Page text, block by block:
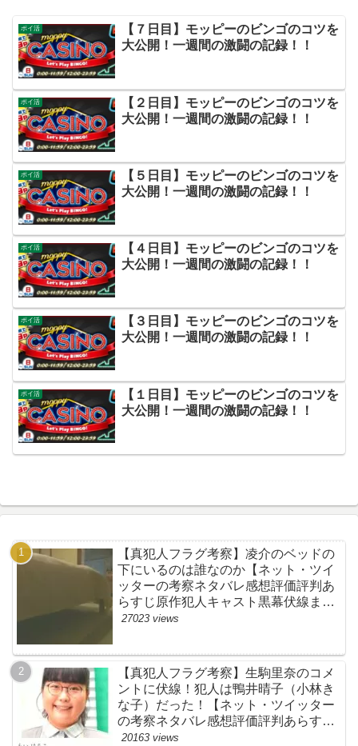
ポイ活
【７日目】モッピーのビンゴのコツを
大公開！一週間の激闘の記録！！
ポイ活
【２日目】モッピーのビンゴのコツを
大公開！一週間の激闘の記録！！
ポイ活
【５日目】モッピーのビンゴのコツを
大公開！一週間の激闘の記録！！
ポイ活
【４日目】モッピーのビンゴのコツを
大公開！一週間の激闘の記録！！
ポイ活
【３日目】モッピーのビンゴのコツを
大公開！一週間の激闘の記録！！
ポイ活
【１日目】モッピーのビンゴのコツを
大公開！一週間の激闘の記録！！
【真犯人フラグ考察】凌介のベッドの
下にいるのは誰なのか【ネット・ツイ
ッターの考察ネタバレ感想評価評判あ
らすじ原作犯人キャスト黒幕伏線まと
め】
27023 views
【真犯人フラグ考察】生駒里奈のコメ
ントに伏線！犯人は鴨井晴子（小林き
な子）だった！【ネット・ツイッター
の考察ネタバレ感想評価評判あらすじ
原作犯人キャスト黒幕伏線まとめ・鴨
20163 views